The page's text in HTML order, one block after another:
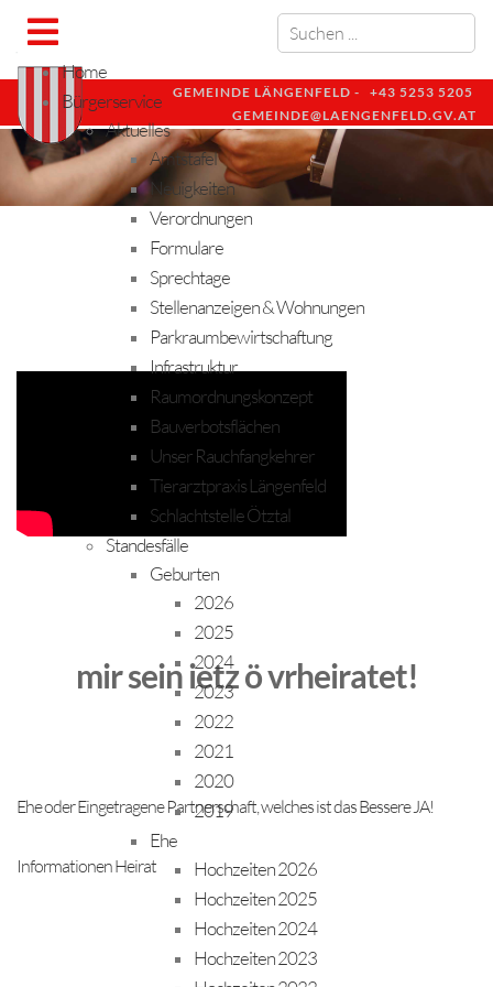
GEMEINDE LÄNGENFELD - +43 5253 5205
GEMEINDE@LAENGENFELD.GV.AT
Home
Bürgerservice
Aktuelles
Amtstafel
Neuigkeiten
Verordnungen
Formulare
Sprechtage
Stellenanzeigen & Wohnungen
Parkraumbewirtschaftung
Infrastruktur
Raumordnungskonzept
Bauverbotsflächen
Unser Rauchfangkehrer
Tierarztpraxis Längenfeld
Schlachtstelle Ötztal
Standesfälle
Geburten
2026
2025
2024
2023
2022
2021
2020
2019
Ehe
Hochzeiten 2026
Hochzeiten 2025
Hochzeiten 2024
Hochzeiten 2023
mir sein ietz ö vrheiratet!
Ehe oder Eingetragene Partnerschaft, welches ist das Bessere JA!
Informationen Heirat